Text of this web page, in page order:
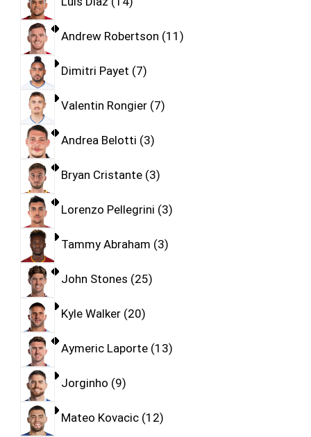
Andrew Robertson 11
Dimitri Payet 7
Valentin Rongier 7
Andrea Belotti 3
Bryan Cristante 3
Lorenzo Pellegrini 3
Tammy Abraham 3
John Stones 25
Kyle Walker 20
Aymeric Laporte 13
Jorginho 9
Mateo Kovacic 12